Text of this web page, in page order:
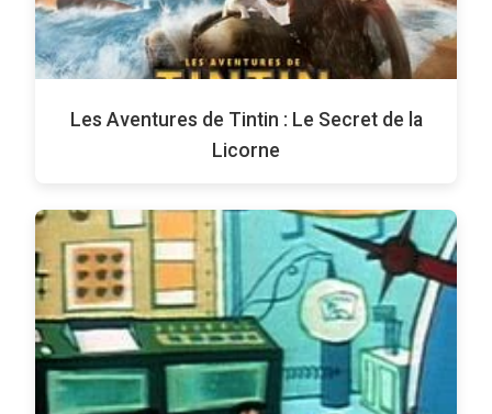
Les Aventures de Tintin : Le Secret de la
Licorne